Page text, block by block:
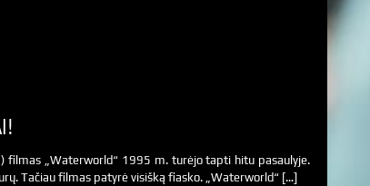
filmas „Waterworld“ 1995 m. turėjo tapti hitu pasaulyje.
Tačiau filmas patyrė visišką fiasko. „Waterworld“ […]